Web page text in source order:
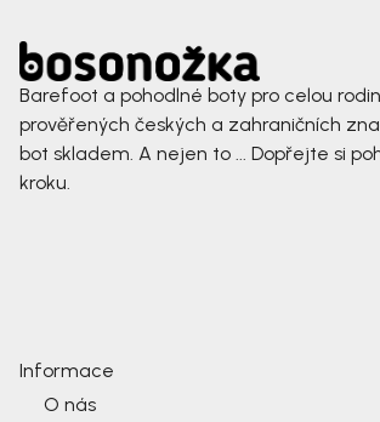
Barefoot a pohodlné boty pro celou
prověřených českých a zahraničních
bot skladem. A nejen to ... Dopřejte si
kroku.
Informace
O nás